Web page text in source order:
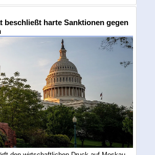
beschließt harte Sanktionen gegen